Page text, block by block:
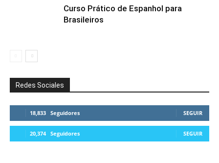
Curso Prático de Espanhol para
Brasileiros
Redes Sociales
18,833 Seguidores SEGUIR
20,374 Seguidores SEGUIR